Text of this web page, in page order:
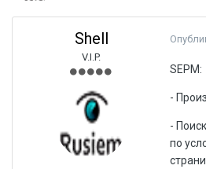
Shell
V.I.P.
SEPM:
-
-
по